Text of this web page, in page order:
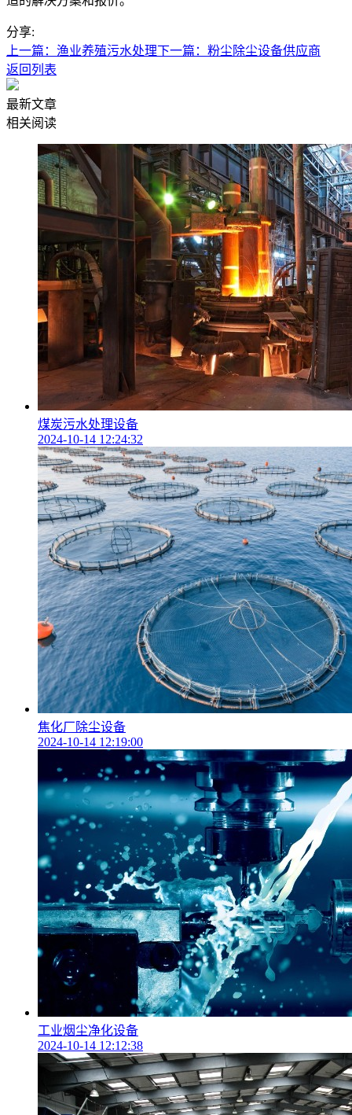
分享:
上一篇：渔业养殖污水处理下一篇：粉尘除尘设备供应商
返回列表
最新文章
相关阅读
煤炭污水处理设备
2024-10-14 12:24:32
焦化厂除尘设备
2024-10-14 12:19:00
工业烟尘净化设备
2024-10-14 12:12:38